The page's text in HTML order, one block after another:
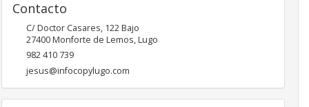
Contacto
C/ Doctor Casares, 122 Bajo
27400Monforte de Lemos,Lugo
982 410 739
jesus@infocopylugo.com